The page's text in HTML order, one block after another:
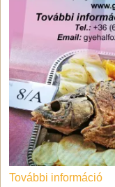
További információ